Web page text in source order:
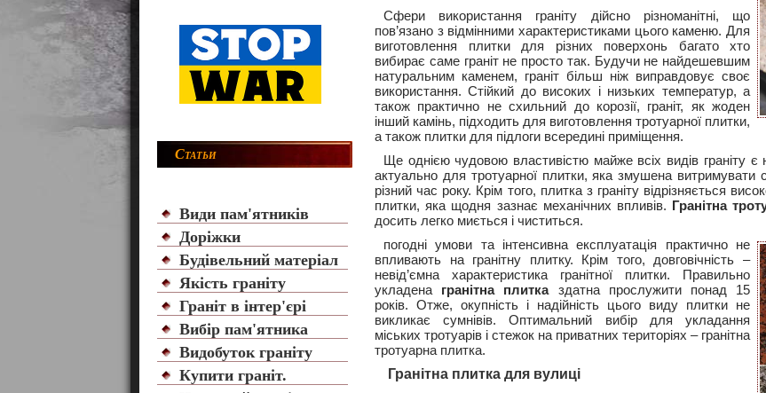
Статьи
Види пам'ятників
Доріжки
Будівельний матеріал
Якість граніту
Граніт в інтер'єрі
Вибір пам'ятника
Видобуток граніту
Купити граніт.
Сфери використання граніту дійсно різноманітні, що
пов’язано з відмінними характеристиками цього каменю. Для
виготовлення плитки для різних поверхонь багато хто
вибирає саме граніт не просто так. Будучи не найдешевшим
натуральним каменем, граніт більш ніж виправдовує своє
використання. Стійкий до високих і низьких температур, а
також практично не схильний до корозії, граніт, як жоден
інший камінь, підходить для виготовлення тротуарної плитки,
а також плитки для підлоги всередині приміщення.
Ще однією чудовою властивістю майже всіх видів граніту
актуально для тротуарної плитки, яка змушена витримувати
різний час року. Крім того, плитка з граніту відрізняється
плитки, яка щодня зазнає механічних впливів. Гранітна
досить легко миється і чиститься.
погодні умови та інтенсивна експлуатація практично не
впливають на гранітну плитку. Крім того, довговічність –
невід’ємна характеристика гранітної плитки. Правильно
укладена гранітна плитказдатна прослужити понад 15
років. Отже, окупність і надійність цього виду плитки не
викликає сумнівів. Оптимальний вибір для укладання
міських тротуарів і стежок на приватних територіях – гранітна
тротуарна плитка.
Гранітна плитка для вулиці